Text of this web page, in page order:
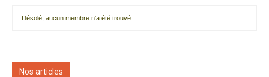
amis
Désolé, aucun membre n'a été trouvé.
Nos articles